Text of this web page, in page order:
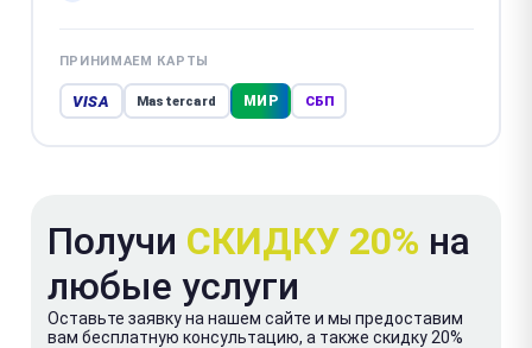
ПРИНИМАЕМ КАРТЫ
VISA Mastercard МИР СБП
Получи СКИДКУ 20% на
любые услуги
Оставьте заявку на нашем сайте и мы предоставим
вам бесплатную консультацию, а также скидку 20%